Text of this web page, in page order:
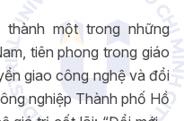
một trong những
tiên phong trong giáo
giao công nghệ và đổi
nghiệp Thành phố Hồ